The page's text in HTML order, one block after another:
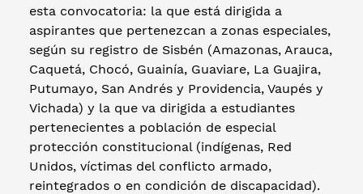
esta convocatoria: la que está dirigida a
aspirantes que pertenezcan a zonas especiales,
según su registro de Sisbén (Amazonas, Arauca,
Caquetá, Chocó, Guainía, Guaviare, La Guajira,
Putumayo, San Andrés y Providencia, Vaupés y
Vichada) y la que va dirigida a estudiantes
pertenecientes a población de especial
protección constitucional (indígenas, Red
Unidos, víctimas del conflicto armado,
reintegrados o en condición de discapacidad).